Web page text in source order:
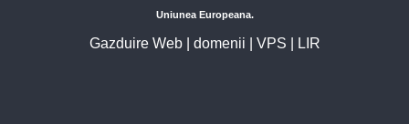
Uniunea Europeana.
Gazduire Web| domenii VPS LIR